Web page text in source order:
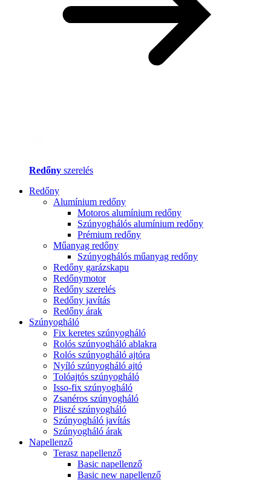
Redőny szerelés
Redőny
Alumínium redőny
Motoros alumínium redőny
Szúnyoghálós alumínium redőny
Prémium redőny
Műanyag redőny
Szúnyoghálós műanyag redőny
Redőny garázskapu
Redőnymotor
Redőny szerelés
Redőny javítás
Redőny árak
Szúnyogháló
Fix keretes szúnyogháló
Rolós szúnyogháló ablakra
Rolós szúnyogháló ajtóra
Nyíló szúnyogháló ajtó
Tolóajtós szúnyogháló
Isso-fix szúnyogháló
Zsanéros szúnyogháló
Pliszé szúnyogháló
Szúnyogháló javítás
Szúnyogháló árak
Napellenző
Terasz napellenző
Basic napellenző
Basic new napellenző